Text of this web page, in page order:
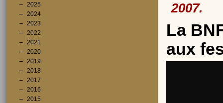
2025
2024
2023
2022
2021
2020
2019
2018
2017
2016
2015
2007.
La
aux